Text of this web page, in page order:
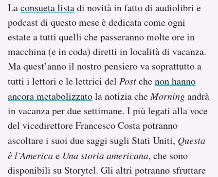
CALENDARIO
AREA PERSONALE
Area Personale
Newsletter
Regala il Post
Hai bisogno di aiuto?
Esci
Laconsueta listadi novità in fatto di audiolibri e
podcast di questo mese è dedicata come ogni
estate a tutti quelli che passeranno molte ore in
macchina (e in coda) diretti in località di vacanza.
Ma quest’anno il nostro pensiero va soprattutto a
tutti i lettori e le lettrici del Postchenon hanno
ancora metabolizzatola notizia cheMorningandrà
in vacanza per due settimane. I più legati alla voce
del vicedirettore Francesco Costa potranno
ascoltare i suoi due saggi sugli Stati Uniti, Questa
è l’Americae Una storia americana, che sono
disponibili su Storytel. Gli altri potranno sfruttare